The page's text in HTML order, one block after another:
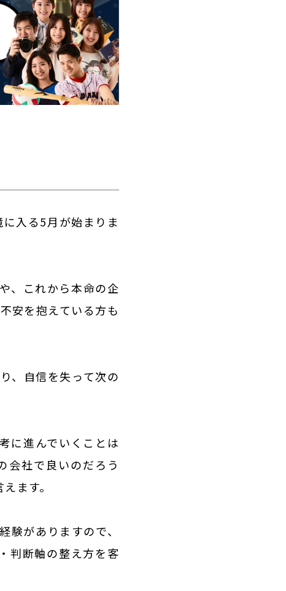
入る5月が始まりま
、これから本命の企
安を抱えている方も
、自信を失って次の
に進んでいくことは
会社で良いのだろう
ます。
がありますので、
判断軸の整え方を客